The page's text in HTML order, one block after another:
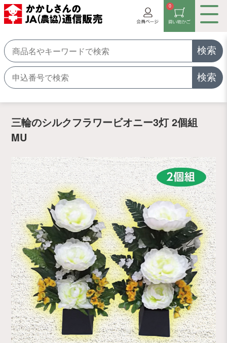
検索
検索
0
三輪のシルクフラワービオニー3灯 2個組
MU